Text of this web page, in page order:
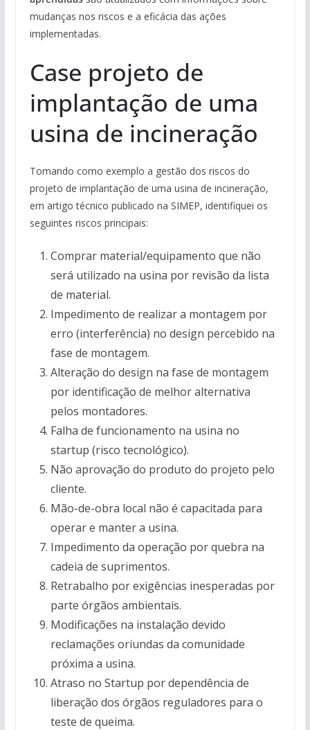
mudanças nos riscos e a eficácia das ações
implementadas.
Case projeto de
implantação de uma
usina de incineração
Tomando como exemplo a gestão dos riscos do
projeto de implantação de uma usina de incineração,
em artigo técnico publicado na SIMEP, identifiquei os
seguintes riscos principais:
Comprar material/equipamento que não
será utilizado na usina por revisão da lista
de material.
Impedimento de realizar a montagem por
erro (interferência) no design percebido na
fase de montagem.
Alteração do design na fase de montagem
por identificação de melhor alternativa
pelos montadores.
Falha de funcionamento na usina no
startup (risco tecnológico).
Não aprovação do produto do projeto pelo
cliente.
Mão-de-obra local não é capacitada para
operar e manter a usina.
Impedimento da operação por quebra na
cadeia de suprimentos.
Retrabalho por exigências inesperadas por
parte órgãos ambientais.
Modificações na instalação devido
reclamações oriundas da comunidade
próxima a usina.
Atraso no Startup por dependência de
liberação dos órgãos reguladores para o
teste de queima.